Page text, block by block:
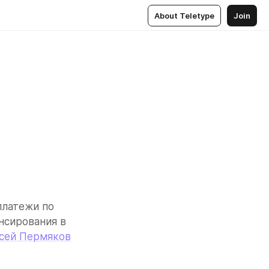
About Teletype Join
по
в
Пермяков